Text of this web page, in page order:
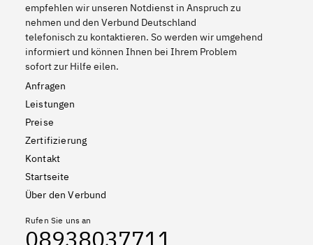
empfehlen wir unseren Notdienst in Anspruch zu
nehmen und den Verbund Deutschland
telefonisch zu kontaktieren. So werden wir umgehend
informiert und können Ihnen bei Ihrem Problem
sofort zur Hilfe eilen.
Anfragen
Leistungen
Preise
Zertifizierung
Kontakt
Startseite
Über den Verbund
Rufen Sie uns an
08938037711